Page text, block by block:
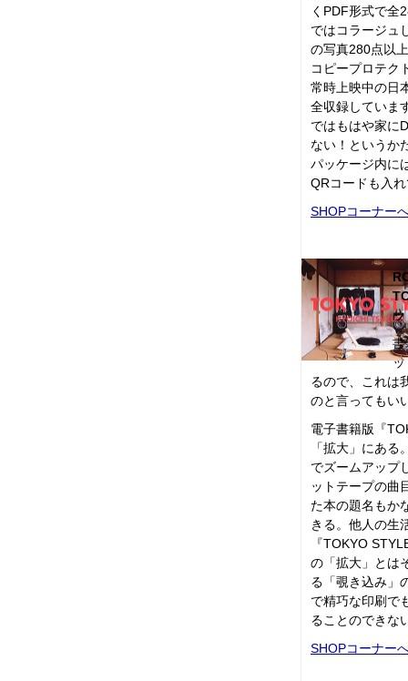
くPDF形式で全
ではコラージュ
の写真280点以
コピープロテ
常時上映中の日
全収録していま
ではもはや家に
ない！というか
パッケージ内に
QRコードも入
SHOPコーナー
ッ
書
ッ
るので、これは
のと言ってもい
電子書籍版『
「拡大」にあ
でズームアップ
ットテープの曲
た本の題名もか
きる。他人の生
『TOKYO
の「拡大」とは
る「覗き込み
で精巧な印刷で
ることのできな
SHOPコーナー